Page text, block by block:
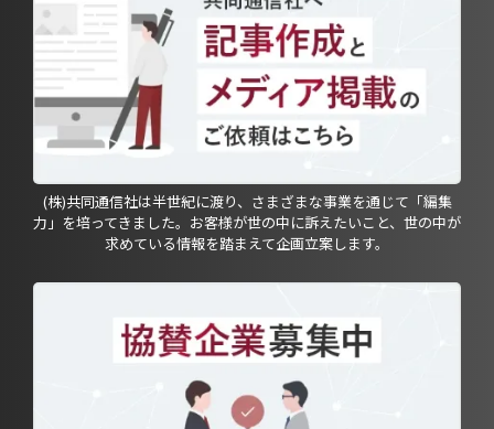
(株)共同通信社は半世紀に渡り、さまざまな事業を通じて「編集
力」を培ってきました。お客様が世の中に訴えたいこと、世の中が
求めている情報を踏まえて企画立案します。